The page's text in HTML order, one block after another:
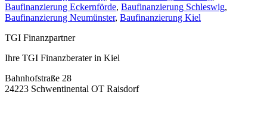
Baufinanzierung Eckernförde, Baufinanzierung Schleswig,
Baufinanzierung Neumünster, Baufinanzierung Kiel
TGI Finanzpartner
Ihre TGI Finanzberater in Kiel
Bahnhofstraße 28
24223 Schwentinental OT Raisdorf